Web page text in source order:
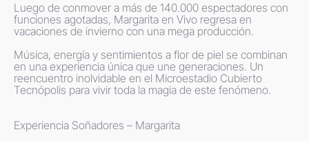
Luego de conmover a más de 140.000 espectadores con
funciones agotadas, Margarita en Vivo regresa en
vacaciones de invierno con una mega producción.
Música, energía y sentimientos a flor de piel se combinan
en una experiencia única que une generaciones. Un
reencuentro inolvidable en el Microestadio Cubierto
Tecnópolis para vivir toda la magia de este fenómeno.
Experiencia Soñadores – Margarita